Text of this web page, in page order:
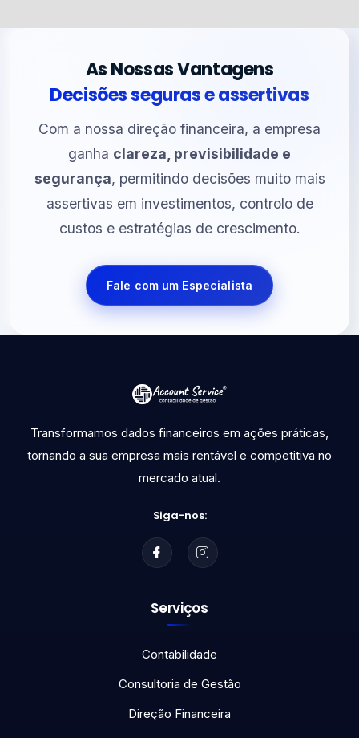
As Nossas Vantagens
Decisões seguras e assertivas
Com a nossa direção financeira, a empresa
ganha clareza, previsibilidade e
segurança, permitindo decisões muito mais
assertivas em investimentos, controlo de
custos e estratégias de crescimento.
Fale com um Especialista
Transformamos dados financeiros em ações práticas,
tornando a sua empresa mais rentável e competitiva no
mercado atual.
Siga-nos:
Serviços
Contabilidade
Consultoria de Gestão
Direção Financeira